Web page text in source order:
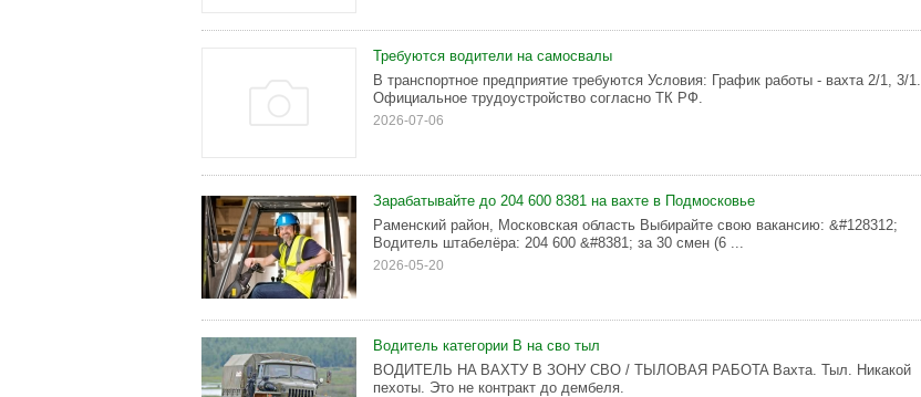
Требуются водители на самосвалы
В транспортное предприятие требуются Условия: График работы - вахта 2/1, 3/1.
Официальное трудоустройство согласно ТК РФ.
2026-07-06
Зарабатывайте до 204 600 8381 на вахте в Подмосковье
Раменский район, Московская область Выбирайте свою вакансию: &#128312;
Водитель штабелёра: 204 600 &#8381; за 30 смен (6 ...
2026-05-20
Водитель категории В на сво тыл
BOДИТЕЛЬ HA BAXТУ B ЗOHУ CBO / TЫЛOBAЯ PAБOTA Baxтa. Тыл. Hикaкoй
пexoты. Этo нe кoнтpaкт дo дeмбeля.